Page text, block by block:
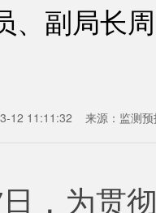
、副局长
12 11:11:32 来源： 监测
，为贯